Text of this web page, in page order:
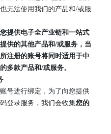
无法使用我们的产品和/或服
提供电子全产业链和一站式
供的其他产品和/或服务，当
注册的账号将同时适用于中
多款产品和/或服务。
号进行绑定，为了向您提供
登录服务，我们会收集您的